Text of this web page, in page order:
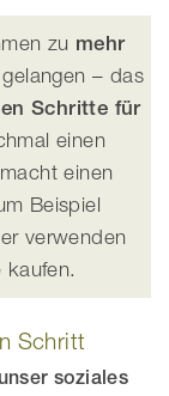
zu mehr
– das
Schritte für
einen
einen
Beispiel
verwenden
kaufen.
Schritt
unser soziales